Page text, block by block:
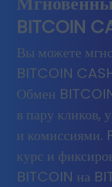
BITCOIN
Вы можете
BITCOIN
Обмен
в пару кликов,
и комиссиями.
курс и
BITCOIN на